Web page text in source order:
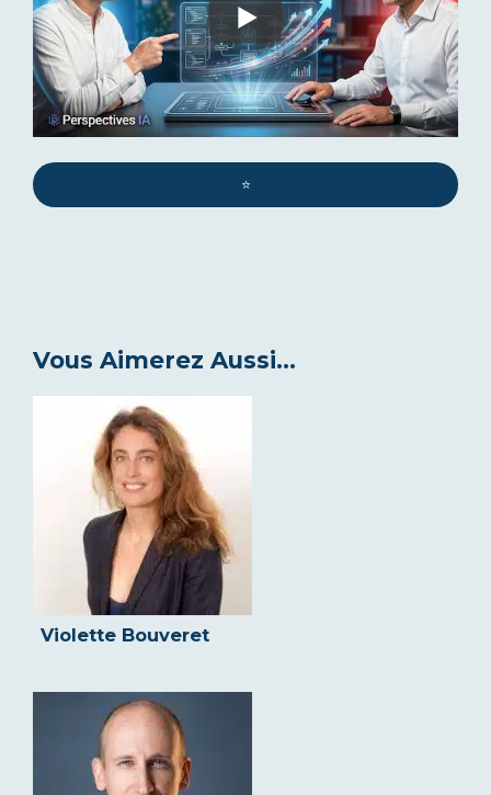
⭐️
Vous Aimerez Aussi...
Violette Bouveret